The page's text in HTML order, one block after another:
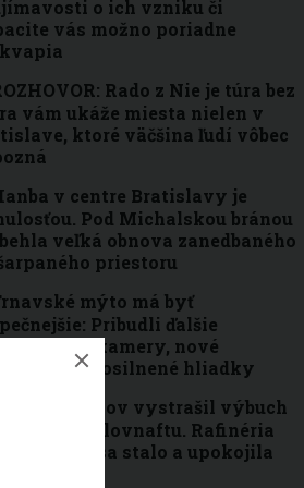
o ich vzniku či
vás možno poriadne
Rado z Nie je túra bez
vám ukáže miesta nielen v
ktoré väčšina ľudí vôbec
v centre Bratislavy je
Pod Michalskou bránou
veľká obnova zanedbaného
priestoru
mýto má byť
Pribudli ďalšie
kamery, nové
aj posilnené hliadky
Bratislavčanov vystrašil výbuch
zo Slovnaftu. Rafinéria
čo sa stalo a upokojila